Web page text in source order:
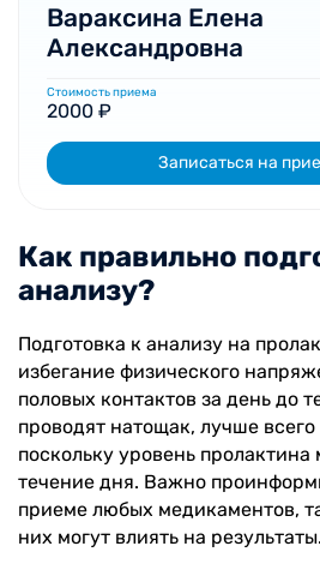
Вараксина Елена
Александровна
Стоимость приема
2000 ₽
Записаться на
Как правильно
анализу?
Подготовка к анализу на
избегание физического
половых контактов за день до
проводят натощак, лучше
поскольку уровень пролактина
течение дня. Важно
приеме любых медикаментов,
них могут влиять на результаты.